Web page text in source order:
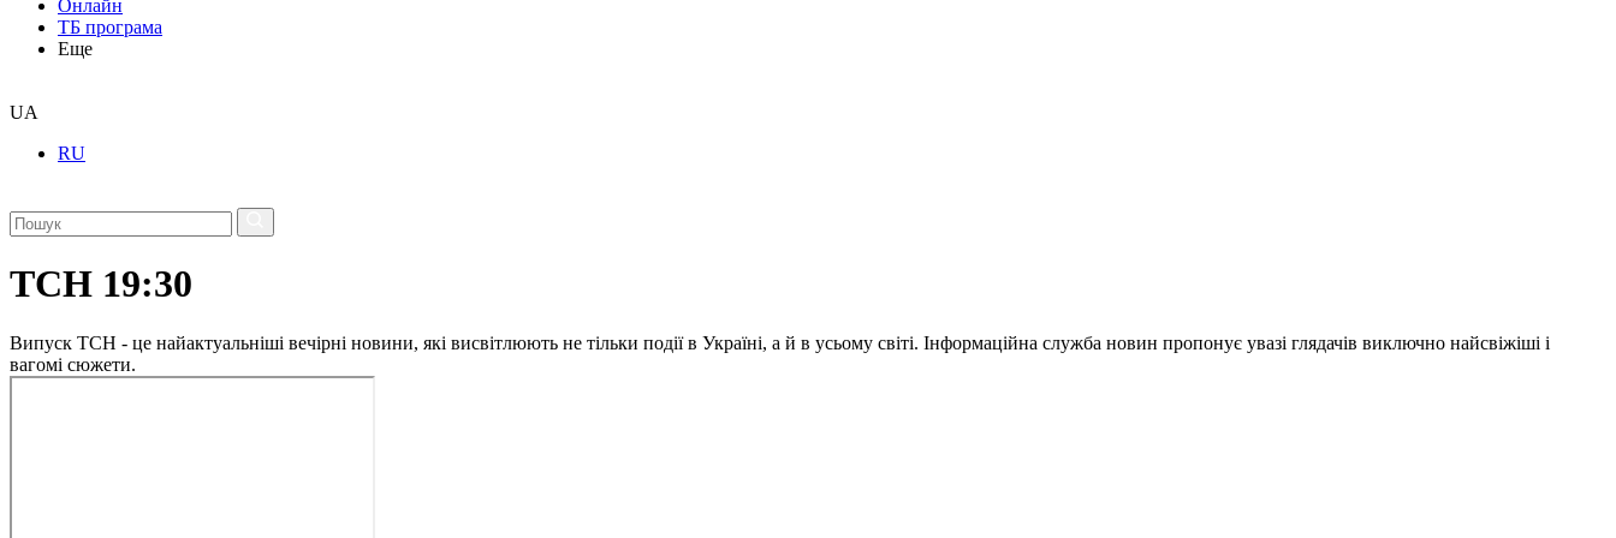
Онлайн
ТБ програма
Еще
UA
RU
ТСН 19:30
Випуск ТСН - це найактуальніші вечірні новини, які висвітлюють не тільки події в Україні, а й в усьому світі. Інформаційна служба новин пропонує увазі глядачів виключно найсвіжіші і
вагомі сюжети.